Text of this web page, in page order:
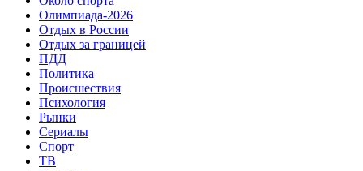
Олимпиада-2026
Отдых в России
Отдых за границей
ПДД
Политика
Происшествия
Психология
Рынки
Сериалы
Спорт
ТВ